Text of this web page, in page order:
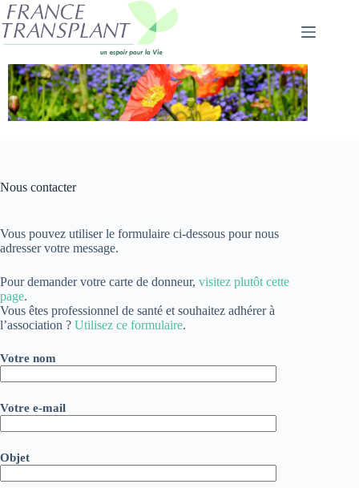
Passer
au
contenu
Nous contacter
Vous pouvez utiliser le formulaire ci-dessous pour nous
adresser votre message.
Pour demander votre carte de donneur, visitez plutôt cette
page.
Vous êtes professionnel de santé et souhaitez adhérer à
l’association ? Utilisez ce formulaire.
Votre nom
Votre e-mail
Objet